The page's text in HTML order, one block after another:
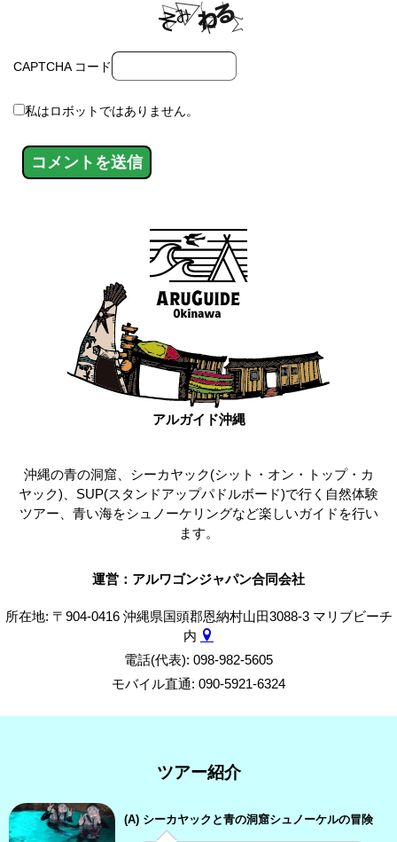
CAPTCHA コード
私はロボットではありません。
アルガイド沖縄
沖縄の青の洞窟、シーカヤック(シット・オン・トップ・カ
ヤック)、SUP(スタンドアップパドルボード)で行く自然体験
ツアー、青い海をシュノーケリングなど楽しいガイドを行い
ます。
運営：アルワゴンジャパン合同会社
所在地: 〒904-0416 沖縄県国頭郡恩納村山田3088-3 マリブビーチ
内
電話(代表): 098-982-5605
モバイル直通: 090-5921-6324
ツアー紹介
(A) シーカヤックと青の洞窟シュノーケルの冒険